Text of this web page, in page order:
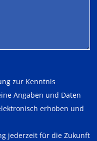
zur Kenntnis
Angaben und Daten
erhoben und
jederzeit für die Zukunft